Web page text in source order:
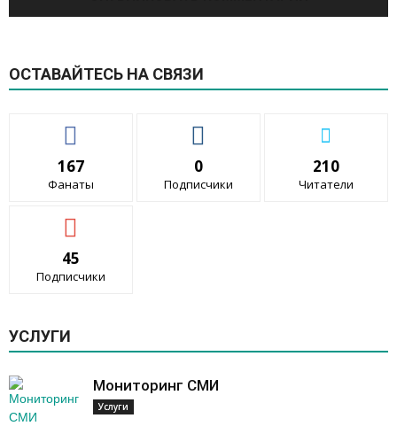
ОСТАВАЙТЕСЬ НА СВЯЗИ
167
Фанаты
0
Подписчики
210
Читатели
45
Подписчики
УСЛУГИ
Мониторинг СМИ
Услуги